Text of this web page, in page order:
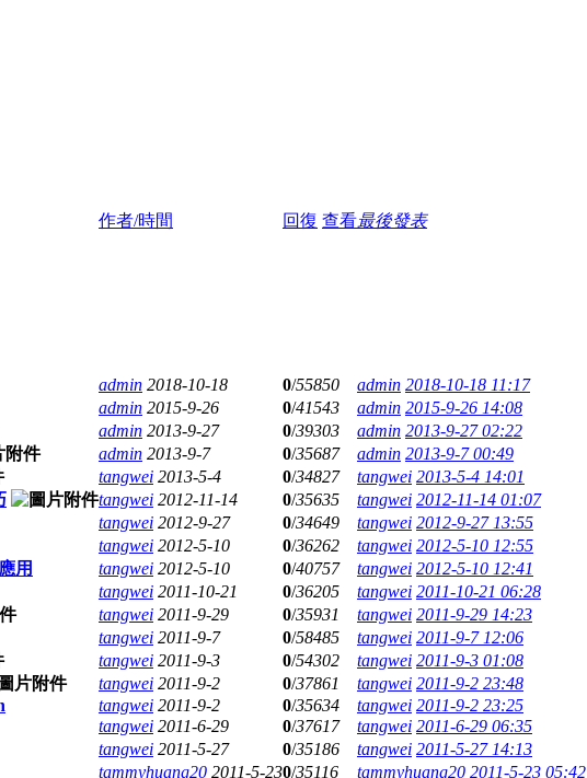
作者/時間 回復 查看最後發表
admin 2018-10-18 0/55850 admin 2018-10-18 11:17
admin 2015-9-26 0/41543 admin 2015-9-26 14:08
admin 2013-9-27 0/39303 admin 2013-9-27 02:22
admin 2013-9-7 0/35687 admin 2013-9-7 00:49
tangwei 2013-5-4 0/34827 tangwei 2013-5-4 14:01
tangwei 2012-11-14 0/35635 tangwei 2012-11-14 01:07
tangwei 2012-9-27 0/34649 tangwei 2012-9-27 13:55
tangwei 2012-5-10 0/36262 tangwei 2012-5-10 12:55
用
tangwei 2012-5-10 0/40757 tangwei 2012-5-10 12:41
tangwei 2011-10-21 0/36205 tangwei 2011-10-21 06:28
tangwei 2011-9-29 0/35931 tangwei 2011-9-29 14:23
tangwei 2011-9-7 0/58485 tangwei 2011-9-7 12:06
tangwei 2011-9-3 0/54302 tangwei 2011-9-3 01:08
tangwei 2011-9-2 0/37861 tangwei 2011-9-2 23:48
tangwei 2011-9-2 0/35634 tangwei 2011-9-2 23:25
tangwei 2011-6-29 0/37617 tangwei 2011-6-29 06:35
tangwei 2011-5-27 0/35186 tangwei 2011-5-27 14:13
tammyhuang20 2011-5-230/35116 tammyhuang20 2011-5-23 05:42